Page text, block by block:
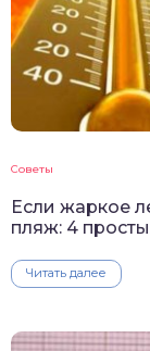
Советы
Если жаркое
пляж: 4
Читать далее